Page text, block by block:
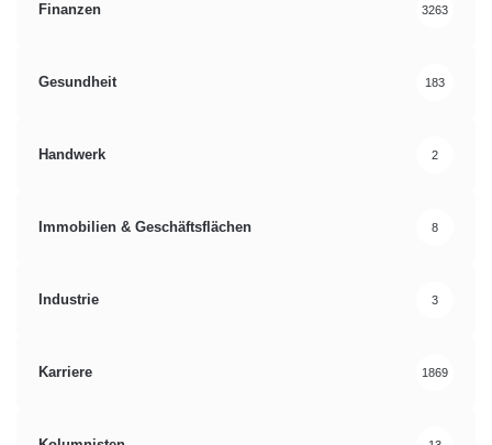
Finanzen 3263
Gesundheit 183
Handwerk 2
Immobilien & Geschäftsflächen 8
Industrie 3
Karriere 1869